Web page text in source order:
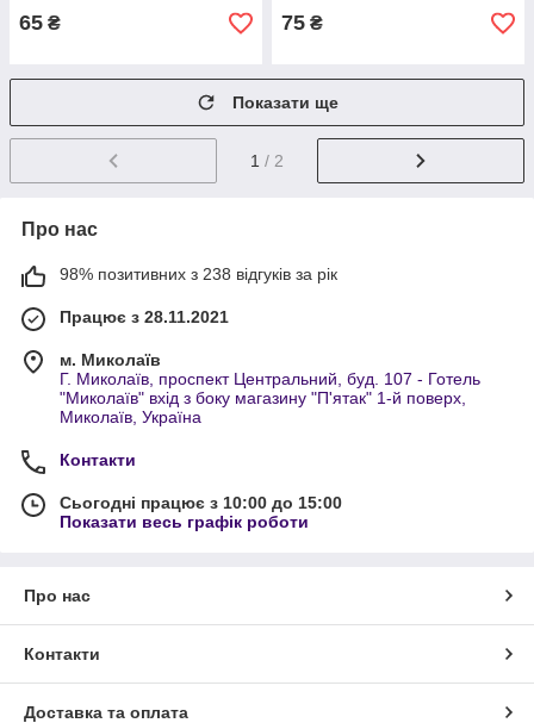
65 ₴ 75 ₴
Показати ще
1 / 2
Про нас
98% позитивних з 238 відгуків за рік
Працює з 28.11.2021
м. Миколаїв
Г. Миколаїв, проспект Центральний, буд. 107 - Готель
"Миколаїв" вхід з боку магазину "П'ятак" 1-й поверх,
Миколаїв, Україна
Контакти
Сьогодні працює з 10:00 до 15:00
Показати весь графік роботи
Про нас
Контакти
Доставка та оплата